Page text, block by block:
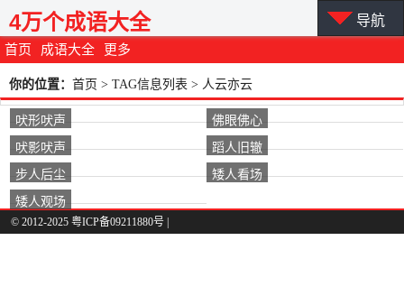
首页 成语大全 更多
4万个成语大全 导航
你的位置： 首页 > TAG信息列表 > 人云亦云
吠形吠声
佛眼佛心
吠影吠声
蹈人旧辙
步人后尘
矮人看场
矮人观场
© 2012-2025 粤ICP备09211880号 |